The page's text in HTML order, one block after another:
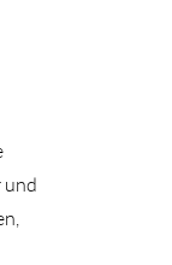
und